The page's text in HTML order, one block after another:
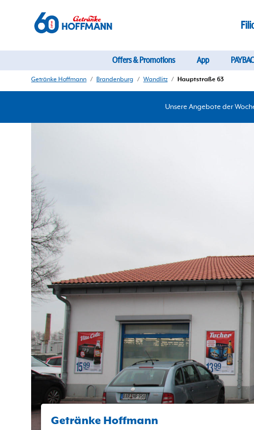
Offers & Promotions App
Getränke Hoffmann / Brandenburg / Wandlitz / Hauptstraße 63
Unsere Angebote der
Getränke Hoffmann